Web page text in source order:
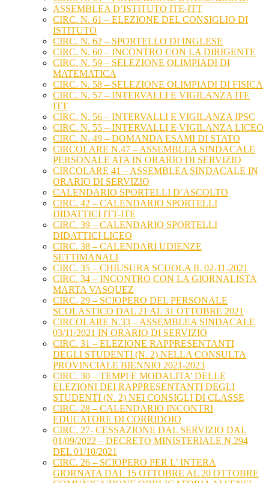
ASSEMBLEA D’ISTITUTO ITE-ITT
CIRC. N. 61 – ELEZIONE DEL CONSIGLIO DI
ISTITUTO
CIRC. N. 62 – SPORTELLO DI INGLESE
CIRC. N. 60 – INCONTRO CON LA DIRIGENTE
CIRC. N. 59 – SELEZIONE OLIMPIADI DI
MATEMATICA
CIRC. N. 58 – SELEZIONE OLIMPIADI DI FISICA
CIRC. N. 57 – INTERVALLI E VIGILANZA ITE
ITT
CIRC. N. 56 – INTERVALLI E VIGILANZA IPSC
CIRC. N. 55 – INTERVALLI E VIGILANZA LICEO
CIRC. N. 49 – DOMANDA ESAMI DI STATO
CIRCOLARE N.47 – ASSEMBLEA SINDACALE
PERSONALE ATA IN ORARIO DI SERVIZIO
CIRCOLARE 41 – ASSEMBLEA SINDACALE IN
ORARIO DI SERVIZIO
CALENDARIO SPORTELLI D’ASCOLTO
CIRC. 42 – CALENDARIO SPORTELLI
DIDATTICI ITT-ITE
CIRC. 39 – CALENDARIO SPORTELLI
DIDATTICI LICEO
CIRC. 38 – CALENDARI UDIENZE
SETTIMANALI
CIRC. 35 – CHIUSURA SCUOLA IL 02-11-2021
CIRC. 34 – INCONTRO CON LA GIORNALISTA
MARTA VASQUEZ
CIRC. 29 – SCIOPERO DEL PERSONALE
SCOLASTICO DAL 21 AL 31 OTTOBRE 2021
CIRCOLARE N.33 – ASSEMBLEA SINDACALE
03/11/2021 IN ORARIO DI SERVIZIO
CIRC. 31 – ELEZIONE RAPPRESENTANTI
DEGLI STUDENTI (N. 2) NELLA CONSULTA
PROVINCIALE BIENNIO 2021-2023
CIRC. 30 – TEMPI E MODALITA’ DELLE
ELEZIONI DEI RAPPRESENTANTI DEGLI
STUDENTI (N. 2) NEI CONSIGLI DI CLASSE
CIRC. 28 – CALENDARIO INCONTRI
EDUCATORE DI CORRIDOIO
CIRC. 27- CESSAZIONE DAL SERVIZIO DAL
01/09/2022 – DECRETO MINISTERIALE N.294
DEL 01/10/2021
CIRC. 26 – SCIOPERO PER L’ INTERA
GIORNATA DAL 15 OTTOBRE AL 20 OTTOBRE